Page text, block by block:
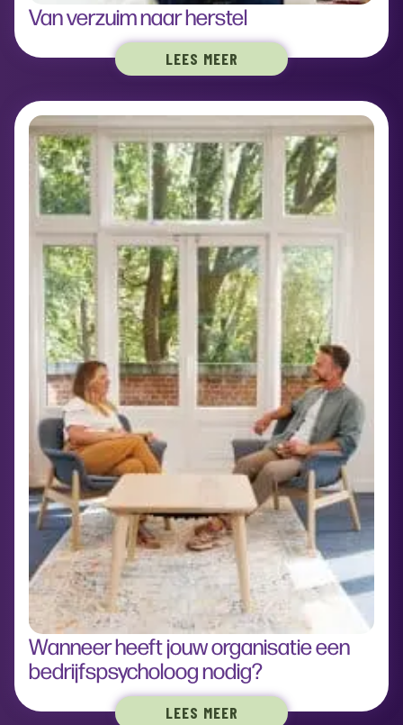
Van verzuim naar herstel
LEES MEER
Wanneer heeft jouw organisatie een
bedrijfspsycholoog nodig?
LEES MEER